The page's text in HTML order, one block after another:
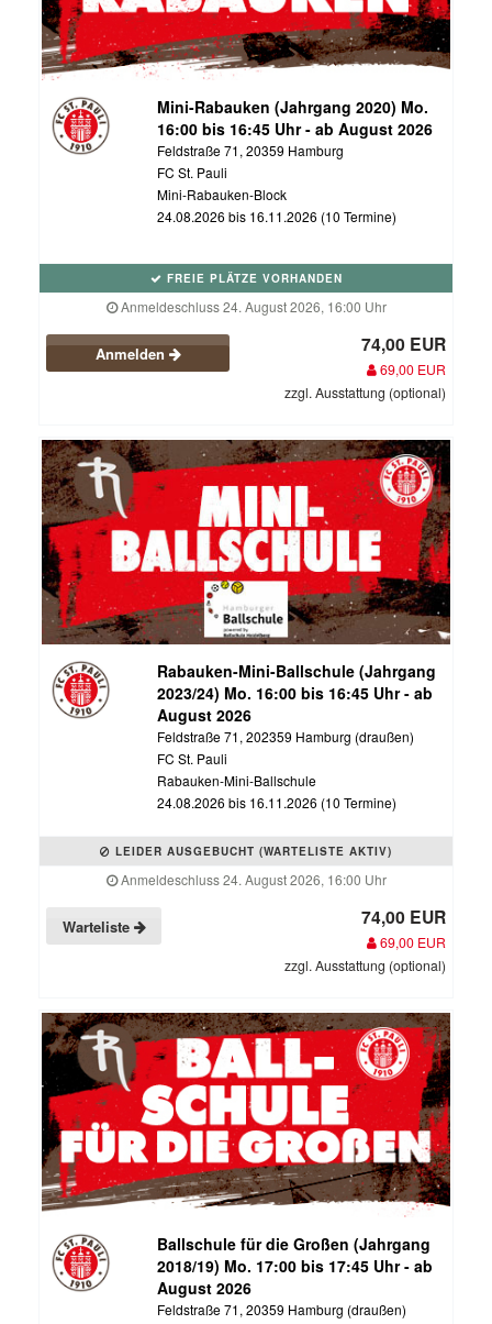
Mini-Rabauken (Jahrgang 2020) Mo.
16:00 bis 16:45 Uhr - ab August 2026
Feldstraße 71, 20359 Hamburg
FC St. Pauli
Mini-Rabauken-Block
24.08.2026 bis 16.11.2026 (10 Termine)
FREIE PLÄTZE VORHANDEN
Anmeldeschluss 24. August 2026, 16:00 Uhr
Anmelden 74,00 EUR
69,00 EUR
zzgl. Ausstattung (optional)
Rabauken-Mini-Ballschule (Jahrgang
2023/24) Mo. 16:00 bis 16:45 Uhr - ab
August 2026
Feldstraße 71, 202359 Hamburg (draußen)
FC St. Pauli
Rabauken-Mini-Ballschule
24.08.2026 bis 16.11.2026 (10 Termine)
LEIDER AUSGEBUCHT (WARTELISTE AKTIV)
Anmeldeschluss 24. August 2026, 16:00 Uhr
Warteliste 74,00 EUR
69,00 EUR
zzgl. Ausstattung (optional)
Ballschule für die Großen (Jahrgang
2018/19) Mo. 17:00 bis 17:45 Uhr - ab
August 2026
Feldstraße 71, 20359 Hamburg (draußen)